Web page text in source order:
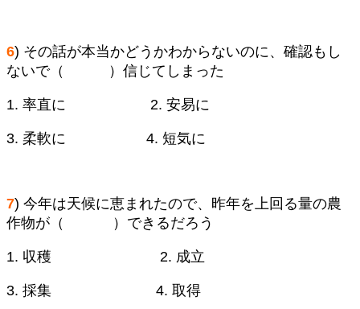
6) その話が本当かどうかわからないのに、確認もし
ないで（ ）信じてしまった
1. 率直に 2. 安易に
3. 柔軟に 4. 短気に
7) 今年は天候に恵まれたので、昨年を上回る量の農
作物が（ ）できるだろう
1. 収穫 2. 成立
3. 採集 4. 取得